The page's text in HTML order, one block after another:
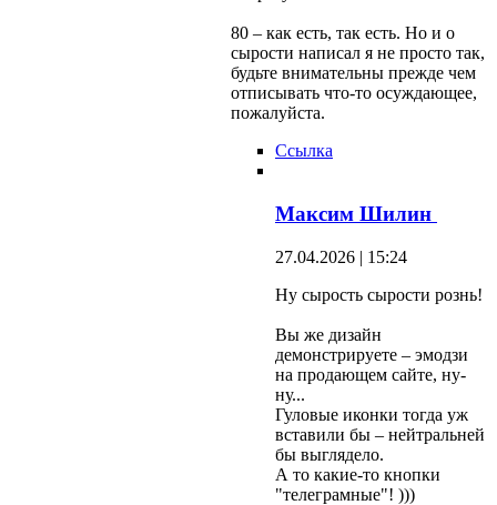
80 – как есть, так есть. Но и о
сырости написал я не просто так,
будьте внимательны прежде чем
отписывать что-то осуждающее,
пожалуйста.
Ссылка
Максим Шилин
27.04.2026 | 15:24
Ну сырость сырости рознь!
Вы же дизайн
демонстрируете – эмодзи
на продающем сайте, ну-
ну...
Гуловые иконки тогда уж
вставили бы – нейтральней
бы выглядело.
А то какие-то кнопки
"телеграмные"! )))